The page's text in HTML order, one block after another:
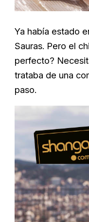
Ya había estado
Sauras. Pero el
perfecto?
trataba de una
paso.